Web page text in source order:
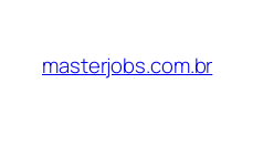
masterjobs.com.br